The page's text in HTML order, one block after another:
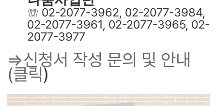
☏ 02-2077-3962, 02-2077-3984,
02-2077-3961, 02-2077-3965, 02-
2077-3977
⇒신청서 작성 문의 및 안내
(클릭)